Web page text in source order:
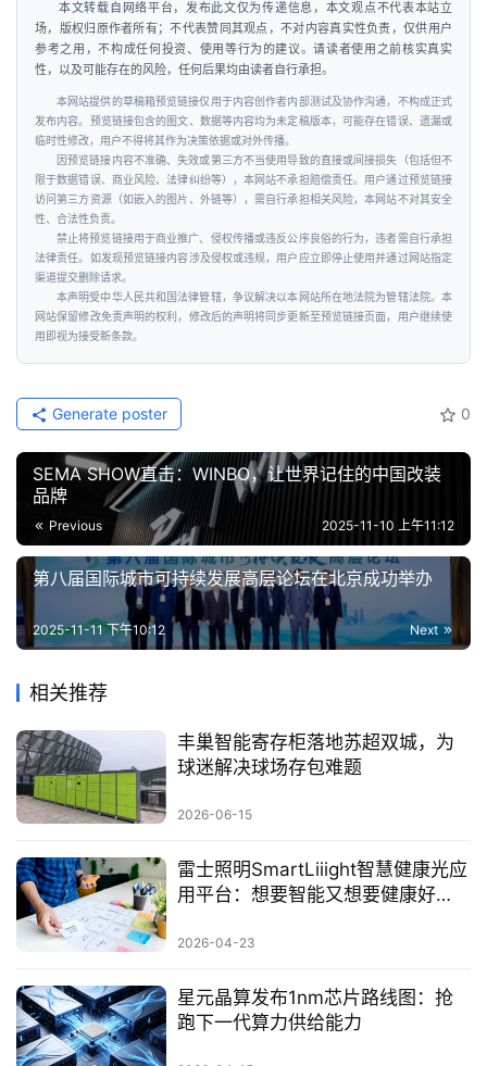
本文转载自网络平台，发布此文仅为传递信息，本文观点不代表本站立
场，版权归原作者所有；不代表赞同其观点，不对内容真实性负责，仅供用户
参考之用，不构成任何投资、使用等行为的建议。请读者使用之前核实真实
性，以及可能存在的风险，任何后果均由读者自行承担。
本网站提供的草稿箱预览链接仅用于内容创作者内部测试及协作沟通，不构成正式
发布内容。预览链接包含的图文、数据等内容均为未定稿版本，可能存在错误、遗漏或
临时性修改，用户不得将其作为决策依据或对外传播。
因预览链接内容不准确、失效或第三方不当使用导致的直接或间接损失（包括但不
限于数据错误、商业风险、法律纠纷等），本网站不承担赔偿责任。用户通过预览链接
访问第三方资源（如嵌入的图片、外链等），需自行承担相关风险，本网站不对其安全
性、合法性负责。
禁止将预览链接用于商业推广、侵权传播或违反公序良俗的行为，违者需自行承担
法律责任。如发现预览链接内容涉及侵权或违规，用户应立即停止使用并通过网站指定
渠道提交删除请求。
本声明受中华人民共和国法律管辖，争议解决以本网站所在地法院为管辖法院。本
网站保留修改免责声明的权利，修改后的声明将同步更新至预览链接页面，用户继续使
用即视为接受新条款。
0
Generate poster
SEMA SHOW直击：WINBO，让世界记住的中国改装
品牌
Previous 2025-11-10 上午11:12
第八届国际城市可持续发展高层论坛在北京成功举办
Next
2025-11-11 下午10:12
相关推荐
丰巢智能寄存柜落地苏超双城，为
球迷解决球场存包难题
2026-06-15
雷士照明SmartLiiight智慧健康光应
用平台：想要智能又想要健康好
2026-04-23
星元晶算发布1nm芯片路线图：抢
跑下一代算力供给能力